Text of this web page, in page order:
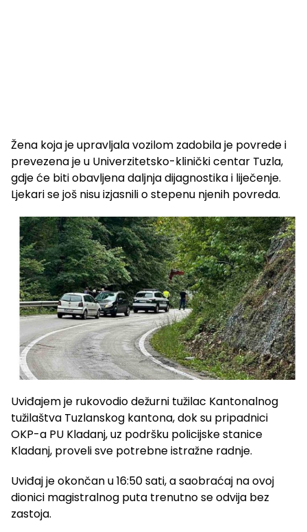
Žena koja je upravljala vozilom zadobila je povrede i
prevezena je u Univerzitetsko-klinički centar Tuzla,
gdje će biti obavljena daljnja dijagnostika i liječenje.
Ljekari se još nisu izjasnili o stepenu njenih povreda.
Uviđajem je rukovodio dežurni tužilac Kantonalnog
tužilaštva Tuzlanskog kantona, dok su pripadnici
OKP-a PU Kladanj, uz podršku policijske stanice
Kladanj, proveli sve potrebne istražne radnje.
Uviđaj je okončan u 16:50 sati, a saobraćaj na ovoj
dionici magistralnog puta trenutno se odvija bez
zastoja.